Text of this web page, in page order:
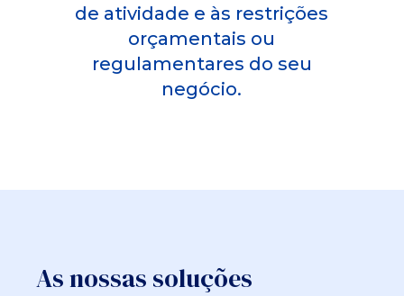
de atividade e às restrições
orçamentais ou
regulamentares do seu
negócio.
As nossas soluções